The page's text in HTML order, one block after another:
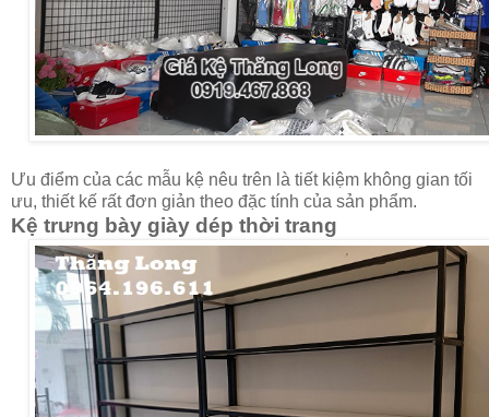
Ưu điểm của các mẫu kệ nêu trên là tiết kiệm không gian tối
ưu, thiết kế rất đơn giản theo đặc tính của sản phẩm.
Kệ trưng bày giày dép thời trang